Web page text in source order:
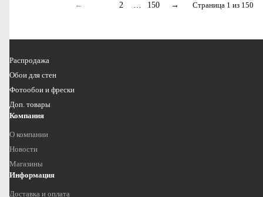
← 2 … 150 → Страница 1 из 150
Распродажа
Обои для стен
Фотообои и фрески
Доп. товары
Компания
О компании
Новости
Магазины
Информация
Доставка и оплата